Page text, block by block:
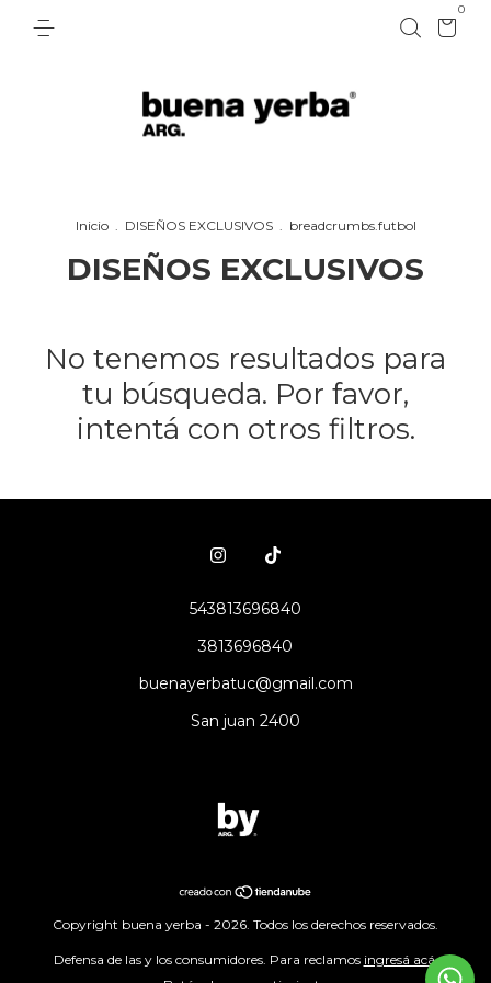
0
Inicio . DISEÑOS EXCLUSIVOS . breadcrumbs.futbol
DISEÑOS EXCLUSIVOS
No tenemos resultados para
tu búsqueda. Por favor,
intentá con otros filtros.
543813696840
3813696840
buenayerbatuc@gmail.com
San juan 2400
Copyright buena yerba - 2026. Todos los derechos reservados.
Defensa de las y los consumidores. Para reclamos ingresá acá.